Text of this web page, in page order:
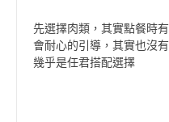
先選擇肉類，其實點餐時
會耐心的引導，其實也沒
幾乎是任君搭配選擇